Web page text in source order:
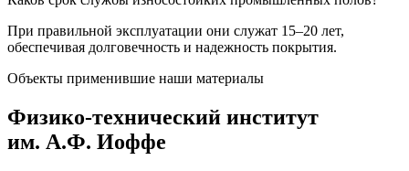
При правильной эксплуатации они служат 15–20 лет,
обеспечивая долговечность и надежность покрытия.
Объекты применившие наши материалы
Физико-технический институт
им. А.Ф. Иоффе